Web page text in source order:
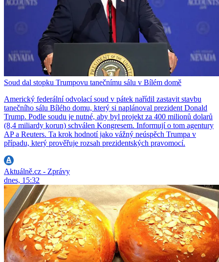
Soud dal stopku Trumpovu tanečnímu sálu v Bílém domě
Americký federální odvolací soud v pátek nařídil zastavit stavbu
tanečního sálu Bílého domu, který si naplánoval prezident Donald
Trump. Podle soudu je nutné, aby byl projekt za 400 milionů dolarů
(8,4 miliardy korun) schválen Kongresem. Informují o tom agentury
AP a Reuters. Ta krok hodnotí jako vážný neúspěch Trumpa v
případu, který prověřuje rozsah prezidentských pravomocí.
Aktuálně.cz - Zprávy
dnes, 15:32